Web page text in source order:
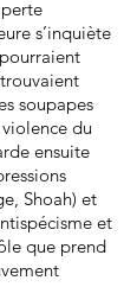
s’inquiète
soupapes
du
ensuite
Shoah) et
et
que prend